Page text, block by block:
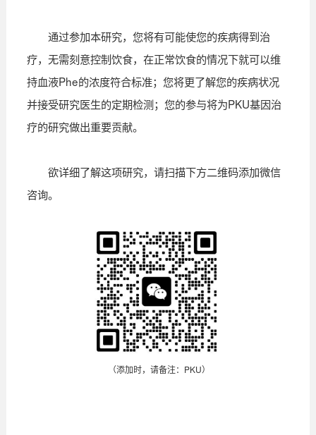
通过参加本研究，您将有可能使您的疾病得到治
疗，无需刻意控制饮食，在正常饮食的情况下就可以维
持血液Phe的浓度符合标准；您将更了解您的疾病状况
并接受研究医生的定期检测；您的参与将为PKU基因治
疗的研究做出重要贡献。
欲详细了解这项研究，请扫描下方二维码添加微信
咨询。
（添加时，请备注：PKU）